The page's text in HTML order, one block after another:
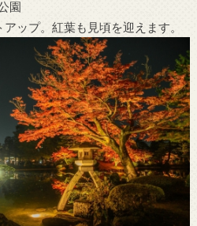
園
ップ。紅葉も見頃を迎えます。